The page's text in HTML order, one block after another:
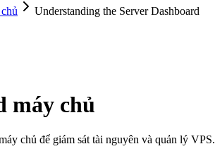
Understanding the Server Dashboard
máy chủ
chủ để giám sát tài nguyên và quản lý VPS.